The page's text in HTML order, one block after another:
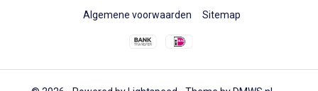
Algemene voorwaarden Sitemap